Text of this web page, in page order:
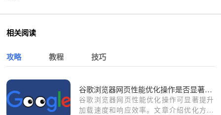
相关阅读
攻略 教程 技巧
谷歌浏览器网页性能优化操作是否显著提升
谷歌浏览器网页性能优化操作可显著提升
加载速度和响应效率。文章介绍优化方法